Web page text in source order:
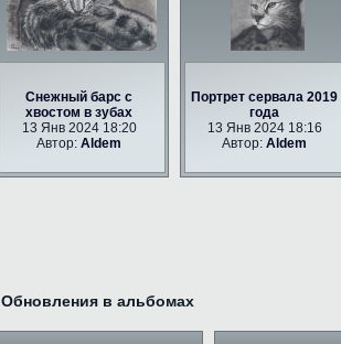
Снежный барс с
хвостом в зубах
13 Янв 2024 18:20
Автор:Aldem
Портрет сервала 2019
года
13 Янв 2024 18:16
Автор:Aldem
Обновления в альбомах